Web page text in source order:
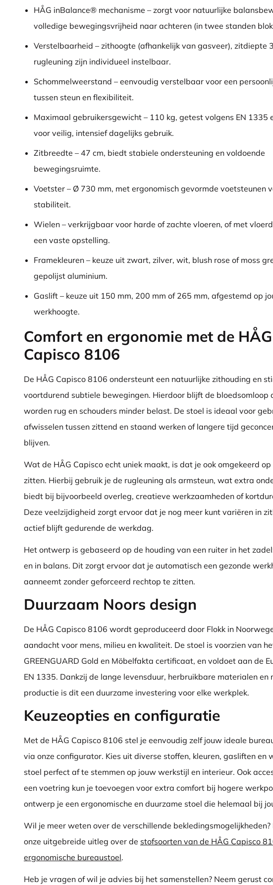
HÅG inBalance® mechanisme – zorgt voor natuurlijke
volledige bewegingsvrijheid naar achteren (in twee standen
Verstelbaarheid – zithoogte (afhankelijk van gasveer), zitdiepte
rugleuning zijn individueel instelbaar.
Schommelweerstand – eenvoudig verstelbaar voor een
tussen steun en flexibiliteit.
Maximaal gebruikersgewicht – 110 kg, getest volgens EN 1335
voor veilig, intensief dagelijks gebruik.
Zitbreedte – 47 cm, biedt stabiele ondersteuning en voldoende
bewegingsruimte.
Voetster – Ø 730 mm, met ergonomisch gevormde voetsteunen
stabiliteit.
Wielen – verkrijgbaar voor harde of zachte vloeren, of met
een vaste opstelling.
Framekleuren – keuze uit zwart, zilver, wit, blush rose of moss
gepolijst aluminium.
Gaslift – keuze uit 150 mm, 200 mm of 265 mm, afgestemd op
werkhoogte.
Comfort en ergonomie met de HÅG
Capisco 8106
De HÅG Capisco 8106 ondersteunt een natuurlijke zithouding en
voortdurend subtiele bewegingen. Hierdoor blijft de bloedsomloop
worden rug en schouders minder belast. De stoel is ideaal voor
afwisselen tussen zittend en staand werken of langere tijd
blijven.
Wat de HÅG Capisco echt uniek maakt, is dat je ook omgekeerd
zitten. Hierbij gebruik je de rugleuning als armsteun, wat extra
biedt bij bijvoorbeeld overleg, creatieve werkzaamheden of
Deze veelzijdigheid zorgt ervoor dat je nog meer kunt variëren in
actief blijft gedurende de werkdag.
Het ontwerp is gebaseerd op de houding van een ruiter in het
en in balans. Dit zorgt ervoor dat je automatisch een gezonde
aanneemt zonder geforceerd rechtop te zitten.
Duurzaam Noors design
De HÅG Capisco 8106 wordt geproduceerd door Flokk in
aandacht voor mens, milieu en kwaliteit. De stoel is voorzien van
GREENGUARD Gold en Möbelfakta certificaat, en voldoet aan de
EN 1335. Dankzij de lange levensduur, herbruikbare materialen en
productie is dit een duurzame investering voor elke werkplek.
Keuzeopties en configuratie
Met de HÅG Capisco 8106 stel je eenvoudig zelf jouw ideale
via onze configurator. Kies uit diverse stoffen, kleuren, gasliften en
stoel perfect af te stemmen op jouw werkstijl en interieur. Ook
een voetring kun je toevoegen voor extra comfort bij hogere
ontwerp je een ergonomische en duurzame stoel die helemaal bij
Wil je meer weten over de verschillende bekledingsmogelijkheden?
onze uitgebreide uitleg over de stofsoorten van de HÅG Capisco
ergonomische bureaustoel.
Heb je vragen of wil je advies bij het samenstellen? Neem gerust